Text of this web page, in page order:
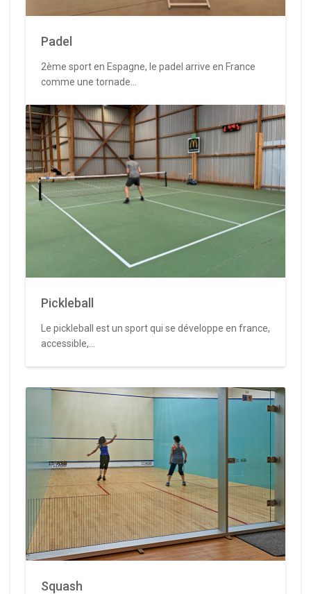
Padel
2ème sport en Espagne, le padel arrive en France
comme une tornade...
Pickleball
Le pickleball est un sport qui se développe en france,
accessible,...
Squash